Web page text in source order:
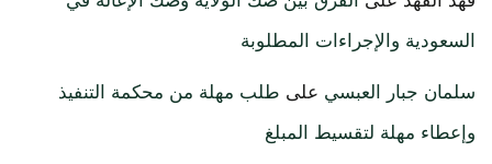
السعودية والإجراءات المطلوبة
سلمان جبار العبسي على طلب مهلة من محكمة التنفيذ
وإعطاء مهلة لتقسيط المبلغ